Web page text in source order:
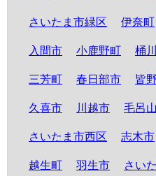
さいたま市緑区 伊奈町
入間市 小鹿野町 桶
三芳町 春日部市 皆
久喜市 川越市 毛呂
さいたま市西区 志木市
越生町 羽生市 さい